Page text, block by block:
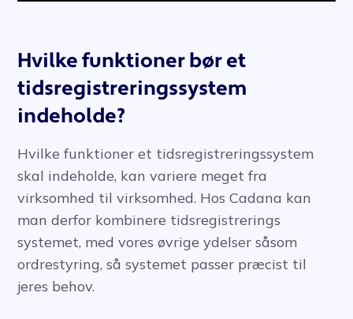
Hvilke funktioner bør et
tidsregistreringssystem
indeholde?
Hvilke funktioner et tidsregistreringssystem
skal indeholde, kan variere meget fra
virksomhed til virksomhed. Hos Cadana kan
man derfor kombinere tidsregistrerings
systemet, med vores øvrige ydelser såsom
ordrestyring, så systemet passer præcist til
jeres behov.